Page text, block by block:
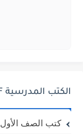
الكتب المدرسية PDF
كتب الصف الأول